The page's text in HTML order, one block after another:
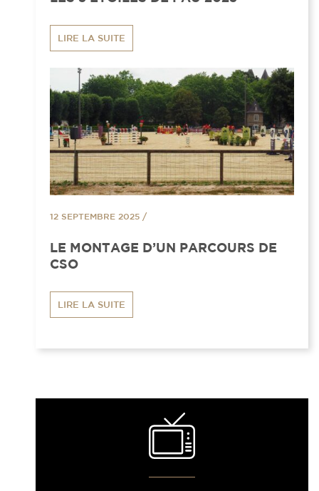
LIRE LA SUITE
12 SEPTEMBRE 2025 /
LE MONTAGE D’UN PARCOURS DE
CSO
LIRE LA SUITE